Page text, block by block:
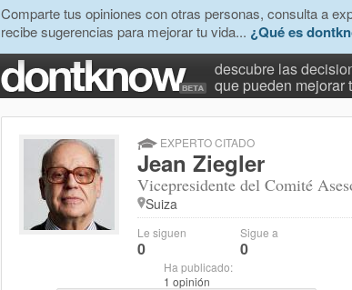
Comparte tus opiniones con otras personas, consulta a
recibe sugerencias para mejorar tu vida... ¿Qué es
descubre las
que pueden mejorar
EXPERTO CITADO
Jean Ziegler
Vicepresidente del Comité
Suiza
Le siguen
0
Sigue a
0
Ha publicado:
1 opinión